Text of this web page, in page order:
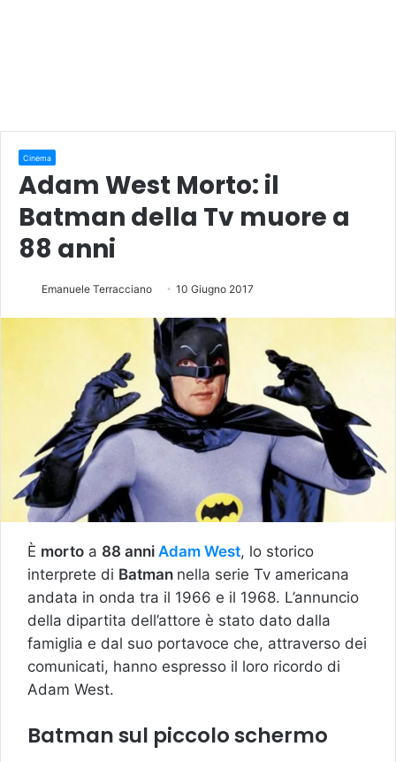
Cinema
Adam West Morto: il
Batman della Tv muore a
88 anni
Emanuele Terracciano 10 Giugno 2017
È morto a 88 anni Adam West, lo storico
interprete di Batman nella serie Tv americana
andata in onda tra il 1966 e il 1968. L’annuncio
della dipartita dell’attore è stato dato dalla
famiglia e dal suo portavoce che, attraverso dei
comunicati, hanno espresso il loro ricordo di
Adam West.
Batman sul piccolo schermo